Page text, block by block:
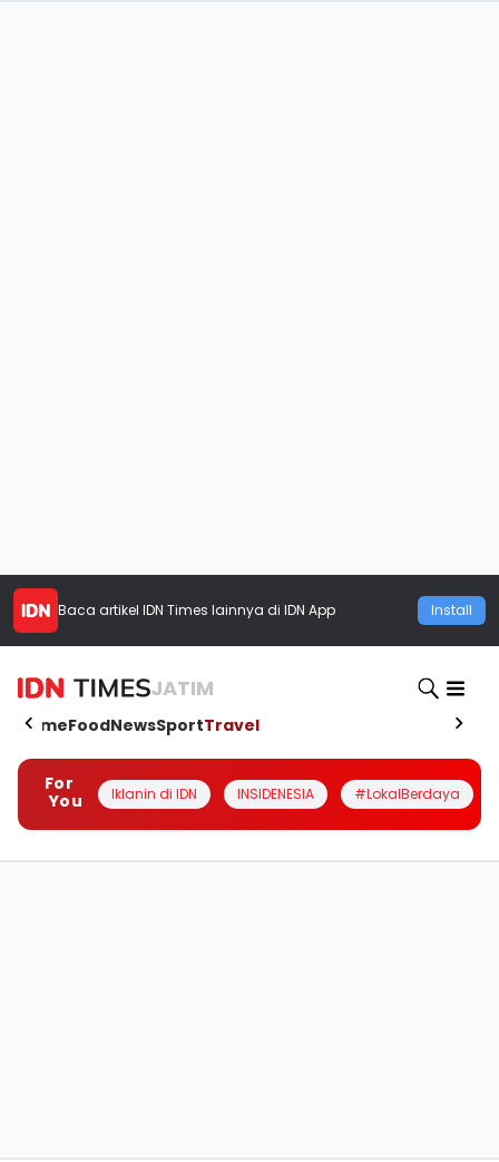
Baca artikel IDN Times lainnya di IDN App Install
JATIM
HomeFoodNewsSportTravel
For
You
Iklanin di IDN INSIDENESIA #LokalBerdaya